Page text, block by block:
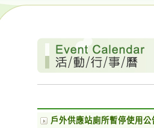
戶外供應站廁所暫停使用公